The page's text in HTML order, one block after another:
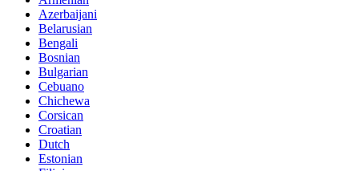
Azerbaijani
Belarusian
Bengali
Bosnian
Bulgarian
Cebuano
Chichewa
Corsican
Croatian
Dutch
Estonian